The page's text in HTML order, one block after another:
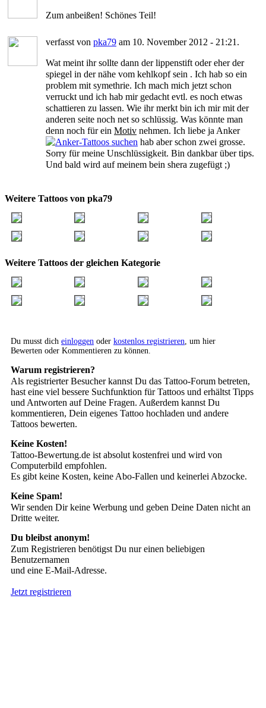
Zum anbeißen! Schönes Teil!
verfasst von pka79 am 10. November 2012 - 21:21.
Wat meint ihr sollte dann der lippenstift oder eher der
spiegel in der nähe vom kehlkopf sein . Ich hab so ein
problem mit symethrie. Ich mach mich jetzt schon
verruckt und ich hab mir gedacht evtl. es noch etwas
schattieren zu lassen. Wie ihr merkt bin ich mir mit der
anderen seite noch net so schlüssig. Was könnte man
denn noch für ein Motiv nehmen. Ich liebe ja Anker
hab aber schon zwei grosse.
Sorry für meine Unschlüssigkeit. Bin dankbar über tips.
Und bald wird auf meinem bein shera zugefügt ;)
Weitere Tattoos von pka79
Weitere Tattoos der gleichen Kategorie
Du musst dich einloggen oder kostenlos registrieren , um hier
Bewerten oder Kommentieren zu können.
Warum registrieren?
Als registrierter Besucher kannst Du das Tattoo-Forum betreten,
hast eine viel bessere Suchfunktion für Tattoos und erhältst Tipps
und Antworten auf Deine Fragen. Außerdem kannst Du
kommentieren, Dein eigenes Tattoo hochladen und andere
Tattoos bewerten.
Keine Kosten!
Tattoo-Bewertung.de ist absolut kostenfrei und wird von
Computerbild empfohlen.
Es gibt keine Kosten, keine Abo-Fallen und keinerlei Abzocke.
Keine Spam!
Wir senden Dir keine Werbung und geben Deine Daten nicht an
Dritte weiter.
Du bleibst anonym!
Zum Registrieren benötigst Du nur einen beliebigen
Benutzernamen
und eine E-Mail-Adresse.
Jetzt registrieren